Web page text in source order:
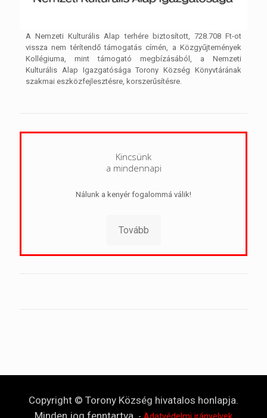
A Nemzeti Kulturális Alap terhére biztosított, 728.708 Ft-ot
vissza nem térítendő támogatás címén, a Közgyűjtemények
Kollégiuma, mint támogató megbízásából, a Nemzeti
Kulturális Alap Igazgatósága Torony Község Könyvtárának
szakmai eszközfejlesztésre, korszerűsítésre.
Kincsünk
a mindennapi
Nálunk a kenyér fogalommá válik!
Tovább
Copyright © Torony Község hivatalos honlapja.
Minden jog fenntartva.
- Adatvédelmi irányelvek